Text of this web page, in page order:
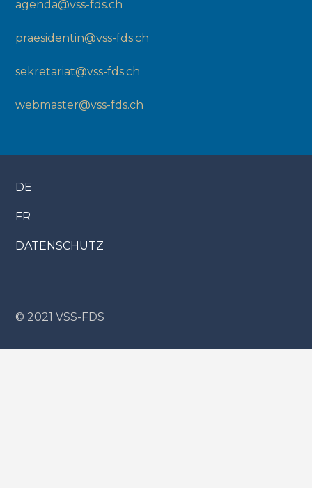
agenda@vss-fds.ch
praesidentin@vss-fds.ch
sekretariat@vss-fds.ch
webmaster@vss-fds.ch
DE
FR
DATENSCHUTZ
© 2021 VSS-FDS